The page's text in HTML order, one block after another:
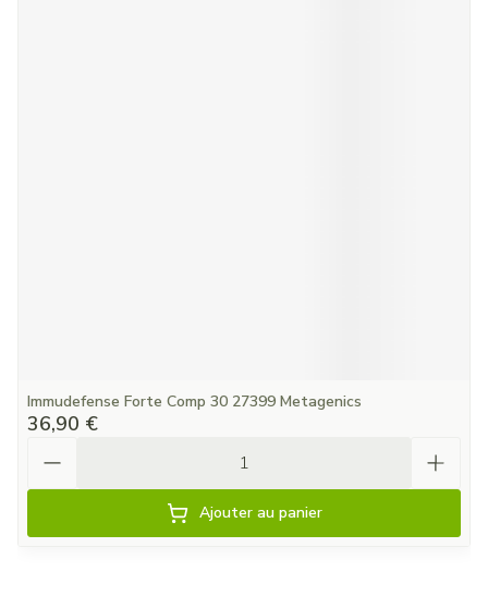
Immudefense Forte Comp 30 27399 Metagenics
36,90 €
Ajouter au panier